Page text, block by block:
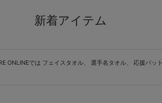
新着アイテム
ONLINEでは フェイスタオル、 選手名タオル、 応援バット